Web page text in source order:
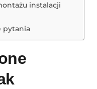
instalacji
pytania